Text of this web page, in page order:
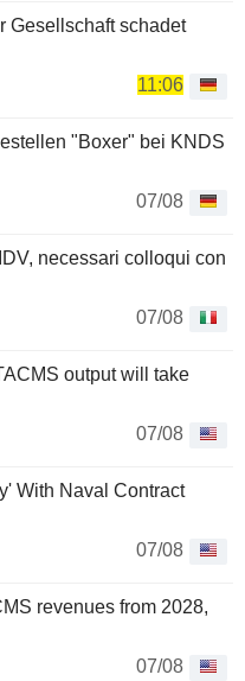
Gesellschaft schadet
11:06
"Boxer" bei KNDS
07/08
necessari colloqui con
07/08
output will take
07/08
With Naval Contract
07/08
revenues from 2028,
07/08